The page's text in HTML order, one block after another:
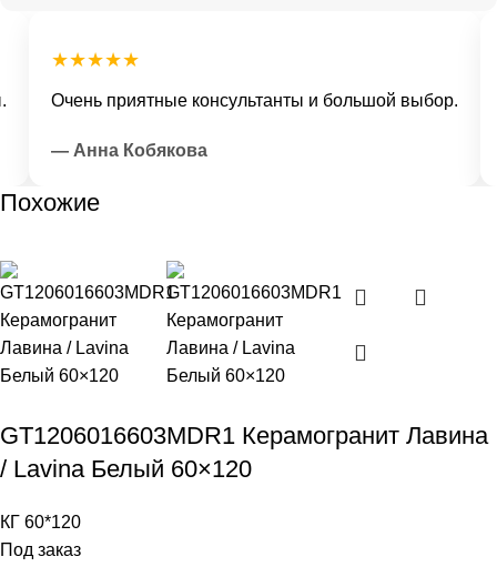
★★★★★
Очень приятные консультанты и большой выбор.
— Анна Кобякова
Похожие
GT1206016603MDR1 Керамогранит Лавина
/ Lavina Белый 60×120
КГ 60*120
Под заказ